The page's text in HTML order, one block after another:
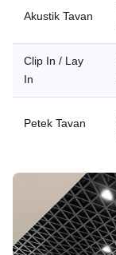
Akustik Tavan
Clip In / Lay
In
Petek Tavan